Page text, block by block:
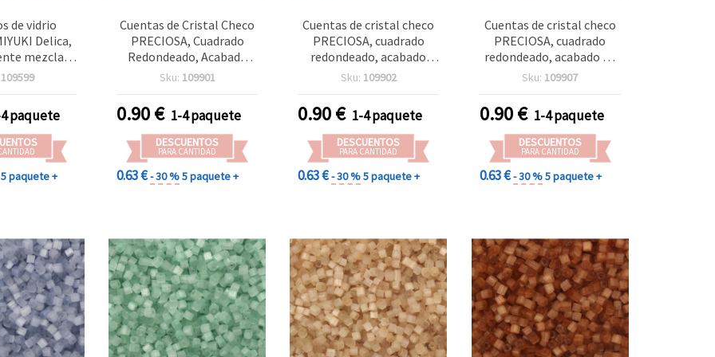
de vidrio
Delica,
mezcla
2,7
uds)
109599
paquete
5 paquete +
Cuentas de Cristal Checo
PRECIOSA, Cuadrado
Redondeado, Acabado
Perlado, ±3,4 x 3,4 mm,
mm, Color Banana, 20 g
(±320 uds)
Sku: 109901
0.90€ 1-4 paquete
DESCUENTOS
PARA CANTIDAD
0.63 €- 30 %5 paquete +
Cuentas de cristal checo
PRECIOSA, cuadrado
redondeado, acabado
nacarado, ±3,4 x 3,4 mm,
color rosa champán - 20 g
(±320 uds) para bisutería
y manualidades
Sku: 109902
0.90€ 1-4 paquete
DESCUENTOS
PARA CANTIDAD
0.63 €- 30 %5 paquete +
Cuentas de cristal checo
PRECIOSA, cuadrado
redondeado, acabado de
nácar, ±3,4 x 3,4 mm,
mm, morado oscuro – 20
g (±320 uds.)
Sku: 109907
0.90€ 1-4 paquete
DESCUENTOS
PARA CANTIDAD
0.63 €- 30 %5 paquete +